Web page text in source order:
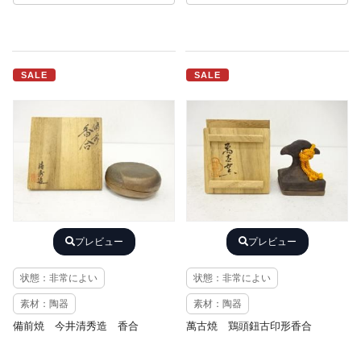
SALE
プレビュー
状態：非常によい
素材：陶器
備前焼 今井清秀造 香合
SALE
プレビュー
状態：非常によい
素材：陶器
萬古焼 鶏頭鈕古印形香合